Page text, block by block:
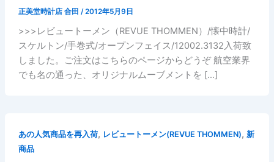
正美堂時計店 合田 /2012年5月9日
>>>レビュートーメン（REVUE THOMMEN）/懐中時計/
スケルトン/手巻式/オープンフェイス/12002.3132入荷致
しました。ご注文はこちらのページからどうぞ 航空業界
でも名の通った、オリジナルムーブメントを […]
あの人気商品を再入荷, レビュートーメン(REVUE THOMMEN), 新
商品